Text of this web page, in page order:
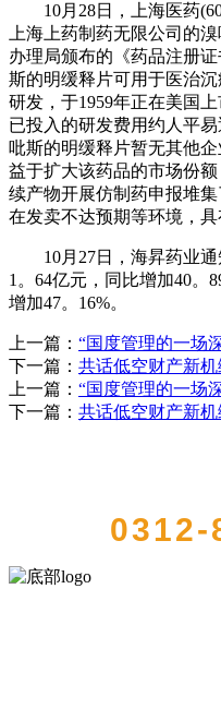
10月28日，上海医药
上海上药制药无限公司的
办理局颁布的《药品注册
斯的明缓释片可用于医治
研发，于1959年正在美国
已投入的研发费用约人平
吡斯的明缓释片暂无其他
益于扩大该药品的市场份
续产物开展仿制药申报堆
在发卖不达预期等环境，具
10月27日，海昇药业通
1。64亿元，同比增加40。
增加47。16%。
上一篇： “国度管理的一场
下一篇： 共话低空财产新
上一篇： “国度管理的一场
下一篇： 共话低空财产新
0312-